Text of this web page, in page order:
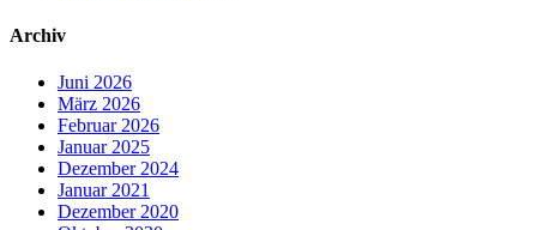
Archiv
Juni 2026
März 2026
Februar 2026
Januar 2025
Dezember 2024
Januar 2021
Dezember 2020